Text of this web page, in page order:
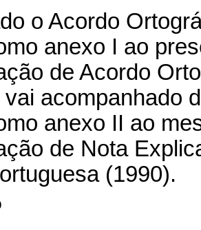
o Acordo
anexo I ao
de Acordo
vai acompanhado
anexo II ao
de Nota
(1990).